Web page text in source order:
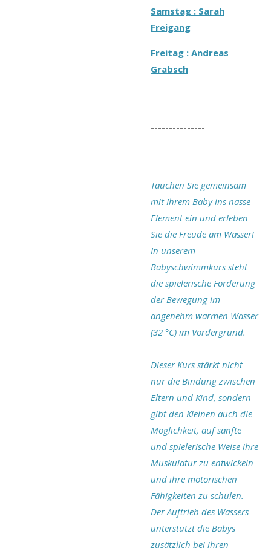
Samstag : Sarah
Freigang
Freitag : Andreas
Grabsch
-----------------------------
-----------------------------
---------------
Tauchen Sie gemeinsam
mit Ihrem Baby ins nasse
Element ein und erleben
Sie die Freude am Wasser!
In unserem
Babyschwimmkurs steht
die spielerische Förderung
der Bewegung im
angenehm warmen Wasser
(32 °C) im Vordergrund.
Dieser Kurs stärkt nicht
nur die Bindung zwischen
Eltern und Kind, sondern
gibt den Kleinen auch die
Möglichkeit, auf sanfte
und spielerische Weise ihre
Muskulatur zu entwickeln
und ihre motorischen
Fähigkeiten zu schulen.
Der Auftrieb des Wassers
unterstützt die Babys
zusätzlich bei ihren